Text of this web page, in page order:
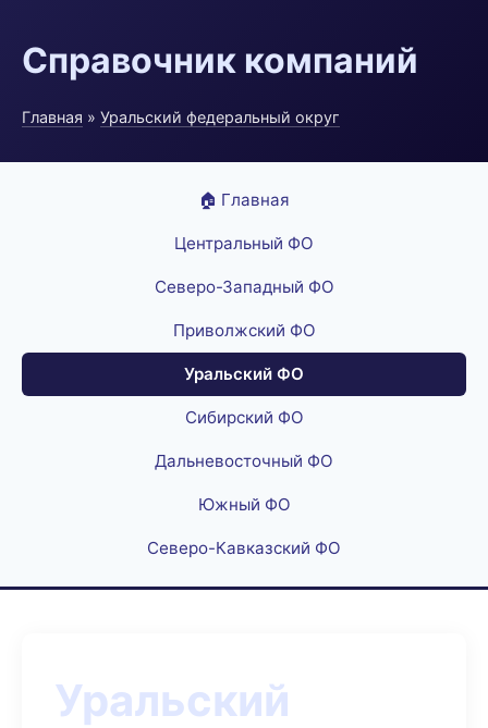
Справочник компаний
Главная » Уральский федеральный округ
🏠 Главная
Центральный ФО
Северо-Западный ФО
Приволжский ФО
Уральский ФО
Сибирский ФО
Дальневосточный ФО
Южный ФО
Северо-Кавказский ФО
Уральский